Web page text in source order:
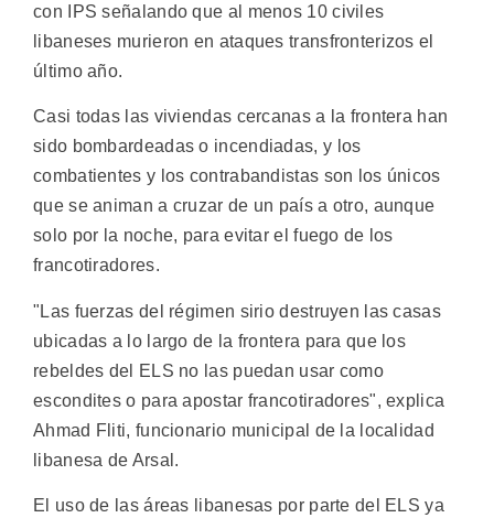
con IPS señalando que al menos 10 civiles
libaneses murieron en ataques transfronterizos el
último año.
Casi todas las viviendas cercanas a la frontera han
sido bombardeadas o incendiadas, y los
combatientes y los contrabandistas son los únicos
que se animan a cruzar de un país a otro, aunque
solo por la noche, para evitar el fuego de los
francotiradores.
"Las fuerzas del régimen sirio destruyen las casas
ubicadas a lo largo de la frontera para que los
rebeldes del ELS no las puedan usar como
escondites o para apostar francotiradores", explica
Ahmad Fliti, funcionario municipal de la localidad
libanesa de Arsal.
El uso de las áreas libanesas por parte del ELS ya